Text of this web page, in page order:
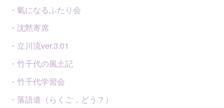
・氣になるふたり会
・沈黙寄席
・立川流ver.3.01
・竹千代の風土記
・竹千代学習会
・落語道（らくご，どう？）